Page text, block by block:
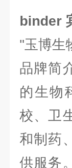
binder
"玉博生
品牌简
的生物
校、卫
和制药
供服务